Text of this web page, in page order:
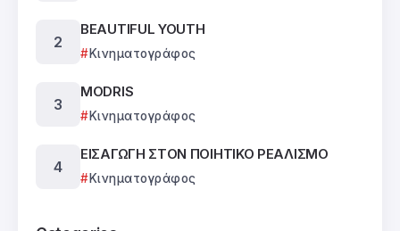
BEAUTIFUL YOUTH
Κινηματογράφος
MODRIS
Κινηματογράφος
ΕΙΣΑΓΩΓΗ ΣΤΟΝ ΠΟΙΗΤΙΚΟ ΡΕΑΛΙΣΜΟ
Κινηματογράφος